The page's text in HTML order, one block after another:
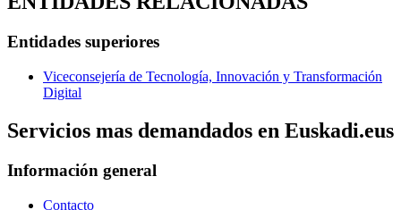
Entidades superiores
Viceconsejería de Tecnología, Innovación y Transformación
Digital
Servicios mas demandados en Euskadi.eus
Información general
Contacto